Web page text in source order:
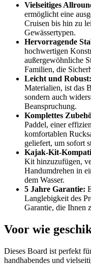
Vielseitiges
ermöglicht eine
Cruisen bis hin zu
Gewässertypen.
Hervorragende
hochwertigen
außergewöhnliche
Familien, die
Leicht und Robust:
Materialien, ist das
sondern auch
Beanspruchung.
Komplettes
Paddel, einer
komfortablen
geliefert, um sofort
Kajak-Kit-
Kit hinzuzufügen,
Handumdrehen in
dem Wasser.
5 Jahre Garantie:
Langlebigkeit des
Garantie, die Ihnen
Voor wie
Dieses Board ist perfekt
handhabendes und